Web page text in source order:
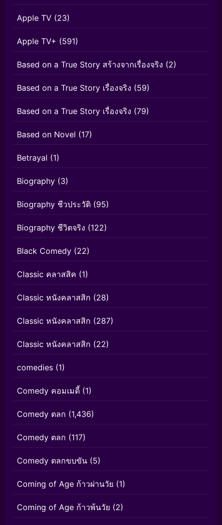
Apple TV (23)
Apple TV+ (591)
Based on a True Story สร้างจากเรื่องจริง (2)
Based on a True Story เรื่องจริง (59)
Based on a True Story เรื่องจริง (79)
Based on Novel (17)
Betrayal (1)
Biography (3)
Biography ชีวประวัติ (95)
Biography ชีวิตจริง (122)
Black Comedy (22)
Classic คลาสสิค (1)
Classic หนังคลาสสิก (28)
Classic หนังคลาสสิก (287)
Classic หนังคลาสสิก (22)
comedies (1)
Comedy คอมเมดี้ (1)
Comedy ตลก (1,436)
Comedy ตลก (117)
Comedy ตลกขบขัน (5)
Coming of Age ก้าวผ่านวัย (1)
Coming of Age ก้าวพ้นวัย (2)